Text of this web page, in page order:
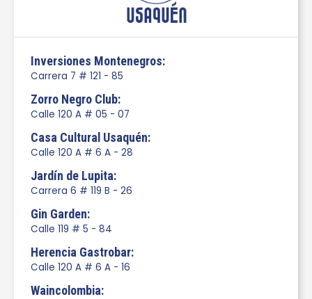
Inversiones Montenegros:
Carrera 7 # 121 - 85
Zorro Negro Club:
Calle 120 A # 05 - 07
Casa Cultural Usaquén:
Calle 120 A # 6 A - 28
Jardín de Lupita:
Carrera 6 # 119 B - 26
Gin Garden:
Calle 119 # 5 - 84
Herencia Gastrobar:
Calle 120 A # 6 A - 16
Waincolombia: